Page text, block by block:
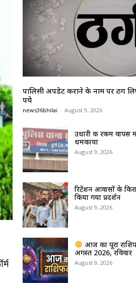
पालिसी अपडेट कराने के नाम पर ठग
रुपये
news36bhilai - August 9, 2026
उधारी की रकम वापस
धमकाया
August 9, 2026
रिटेंशन आवासों के
किया गया प्रदर्शन
August 9, 2026
आज का पूरा
अगस्त 2026, रविवार
August 9, 2026